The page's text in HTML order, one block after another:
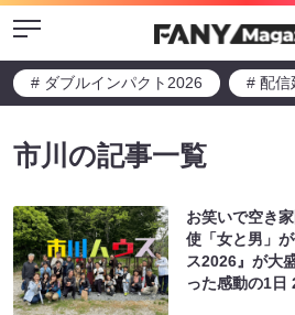
Menu
# ダブルインパクト2026 # 配信
市川の記事一覧
お笑いで空き
使「女と男」
ス2026』が大
った感動の1日